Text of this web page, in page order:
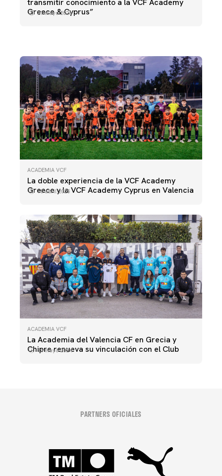
Greece & Cyprus”
21 mayo 2026
EXPERIENCE
FASE DE GRUPOS DE LA VCF ACADEMY
WORLD CUP
ACADEMIA VCF
La doble experiencia de la VCF Academy
Greece y la VCF Academy Cyprus en Valencia
10 abril 2025
ACADEMIA VCF
La Academia del Valencia CF en Grecia y
Chipre renueva su vinculación con el Club
16 mayo 2024
PARTNERS OFICIALES